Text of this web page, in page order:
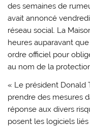
des semaines de
avait annoncé
réseau social. La
heures auparavant
ordre officiel pour
au nom de la
« Le président Donald
prendre des mesures
réponse aux divers
posent les logiciels